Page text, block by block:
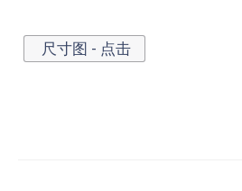
尺寸图 - 点击